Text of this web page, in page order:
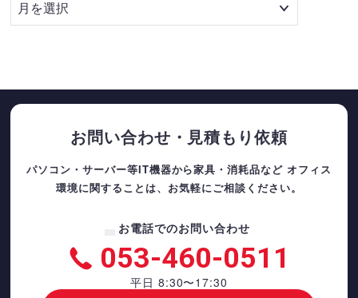
お問い合わせ・見積もり依頼
パソコン・サーバー等IT機器から家具・消耗品など オフィス
環境に関することは、お気軽にご相談ください。
お電話でのお問い合わせ
053-460-0511
平日 8:30〜17:30